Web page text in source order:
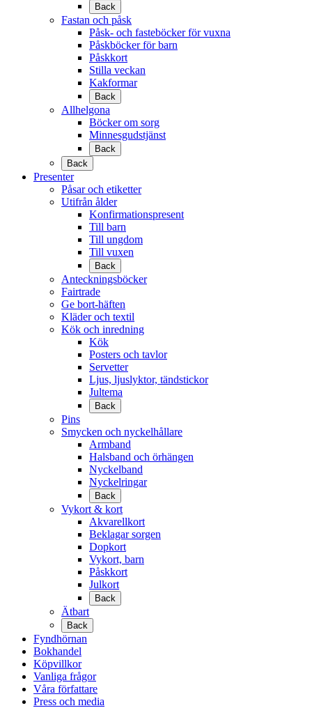
Back
Fastan och påsk
Påsk- och fasteböcker för vuxna
Påskböcker för barn
Påskkort
Stilla veckan
Kakformar
Back
Allhelgona
Böcker om sorg
Minnesgudstjänst
Back
Back
Presenter
Påsar och etiketter
Utifrån ålder
Konfirmationspresent
Till barn
Till ungdom
Till vuxen
Back
Anteckningsböcker
Fairtrade
Ge bort-häften
Kläder och textil
Kök och inredning
Kök
Posters och tavlor
Servetter
Ljus, ljuslyktor, tändstickor
Jultema
Back
Pins
Smycken och nyckelhållare
Armband
Halsband och örhängen
Nyckelband
Nyckelringar
Back
Vykort & kort
Akvarellkort
Beklagar sorgen
Dopkort
Vykort, barn
Påskkort
Julkort
Back
Ätbart
Back
Fyndhörnan
Bokhandel
Köpvillkor
Vanliga frågor
Våra författare
Press och media